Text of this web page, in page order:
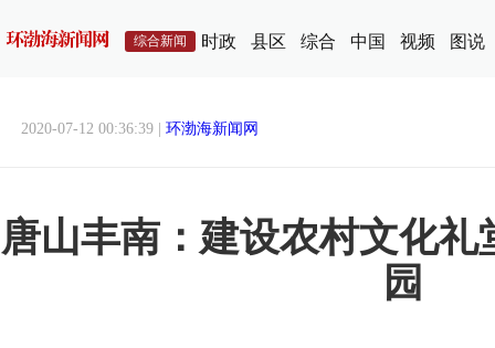
综合新闻 时政 县区 综合 中国 视频 图说
2020-07-12 00:36:39 | 环渤海新闻网
唐山丰南：建设农村文化礼
园